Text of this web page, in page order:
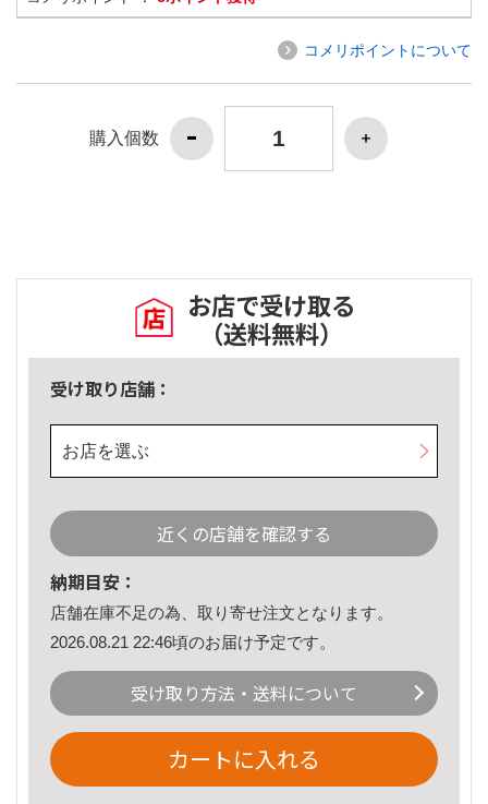
コメリポイントについて
購入個数
お店で受け取る
（送料無料）
受け取り店舗：
お店を選ぶ
近くの店舗を確認する
納期目安：
店舗在庫不足の為、取り寄せ注文となります。
2026.08.21 22:46頃のお届け予定です。
受け取り方法・送料について
カートに入れる